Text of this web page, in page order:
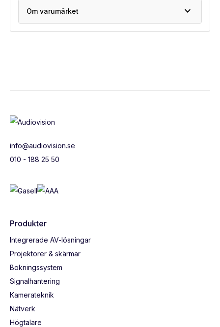
Om varumärket expand_more
info@audiovision.se
010 - 188 25 50
Produkter
Integrerade AV-lösningar
Projektorer & skärmar
Bokningssystem
Signalhantering
Kamerateknik
Nätverk
Högtalare